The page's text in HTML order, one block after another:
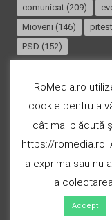
comunicat (209)
Mioveni (146)
PSD (152)
Termeni și condiții
Website-ul şi
drepturilor de autor
pot copia, stoca,
conţinutul acestuia
deținătorului.
RoMedia.ro
cookie pentru a
cât mai plăcută
https://romedia.ro.
a exprima sau nu
la
Accept